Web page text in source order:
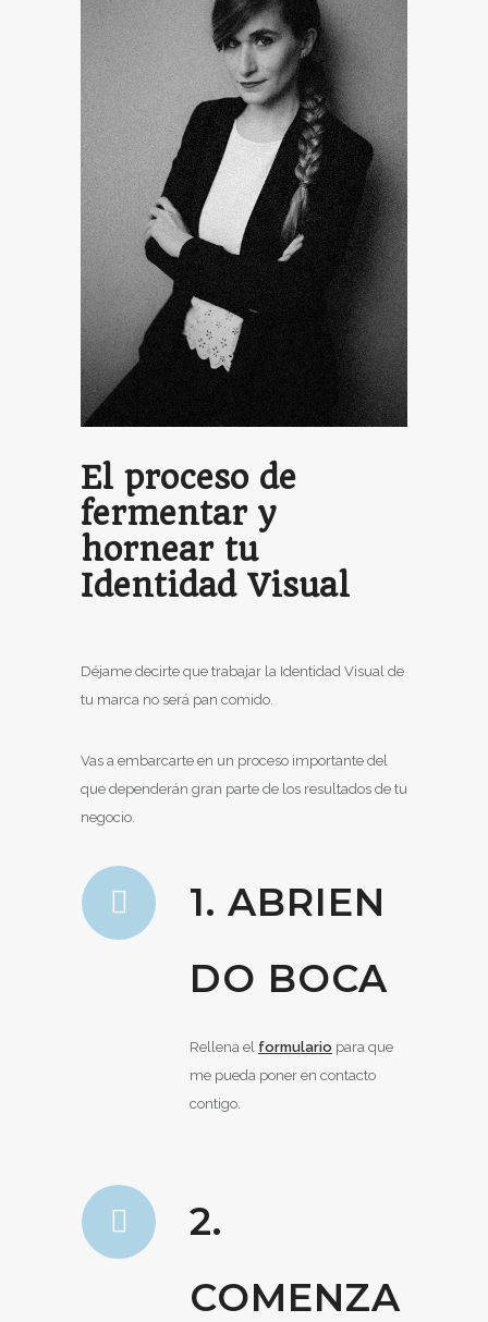
El proceso de
fermentar y
hornear tu
Identidad Visual
Déjame decirte que trabajar la Identidad Visual de
tu marca no será pan comido.
Vas a embarcarte en un proceso importante del
que dependerán gran parte de los resultados de tu
negocio.
1. ABRIEN
DO BOCA
Rellena el formulario para que
me pueda poner en contacto
contigo.
2.
COMENZA